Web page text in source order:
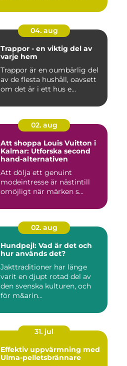
04. aug
Trappor - en viktig del av
varje hem
Trappor är en oumbärlig del
av de flesta hushåll, oavsett
om det är i ett hus e...
02. aug
Att shoppa Louis Vuitton i
Kalmar: Utforska second
hand-alternativen
Att dölja ett genuint
modeintresse är nästintill
omöjligt när märken s...
02. aug
Hundpejl: Vad är det och
hur används det?
Jakttraditioner har länge
varit en djupt rotad del av
den svenska kulturen, och
för m&arin...
31. jul
Effektiv uppvärmning med
Ulma-pelletsbrännare